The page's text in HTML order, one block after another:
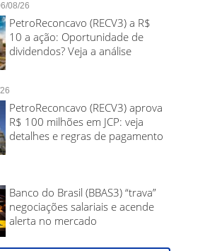
08/26
PetroReconcavo (RECV3) a R$
10 a ação: Oportunidade de
dividendos? Veja a análise
PetroReconcavo (RECV3) aprova
R$ 100 milhões em JCP: veja
detalhes e regras de pagamento
Banco do Brasil (BBAS3) “trava”
negociações salariais e acende
alerta no mercado